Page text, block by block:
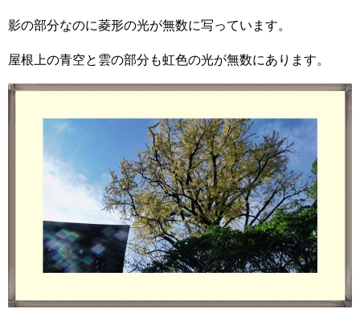
影の部分なのに菱形の光が無数に写っています。
屋根上の青空と雲の部分も虹色の光が無数にあります。